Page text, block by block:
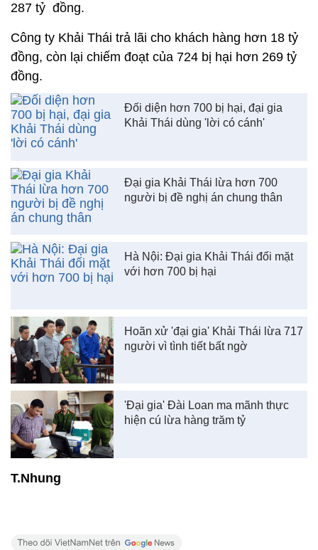
287 tỷ đồng.
Công ty Khải Thái trả lãi cho khách hàng hơn 18 tỷ
đồng, còn lại chiếm đoạt của 724 bị hại hơn 269 tỷ
đồng.
Đối diện hơn 700 bị hại, đại gia
Khải Thái dùng 'lời có cánh'
Đại gia Khải Thái lừa hơn 700
người bị đề nghị án chung thân
Hà Nội: Đại gia Khải Thái đối mặt
với hơn 700 bị hại
Hoãn xử 'đại gia' Khải Thái lừa 717
người vì tình tiết bất ngờ
'Đại gia' Đài Loan ma mãnh thực
hiện cú lừa hàng trăm tỷ
T.Nhung